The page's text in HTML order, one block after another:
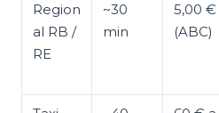
Region
al RB /
RE
~30
min
5,00 €
(ABC)